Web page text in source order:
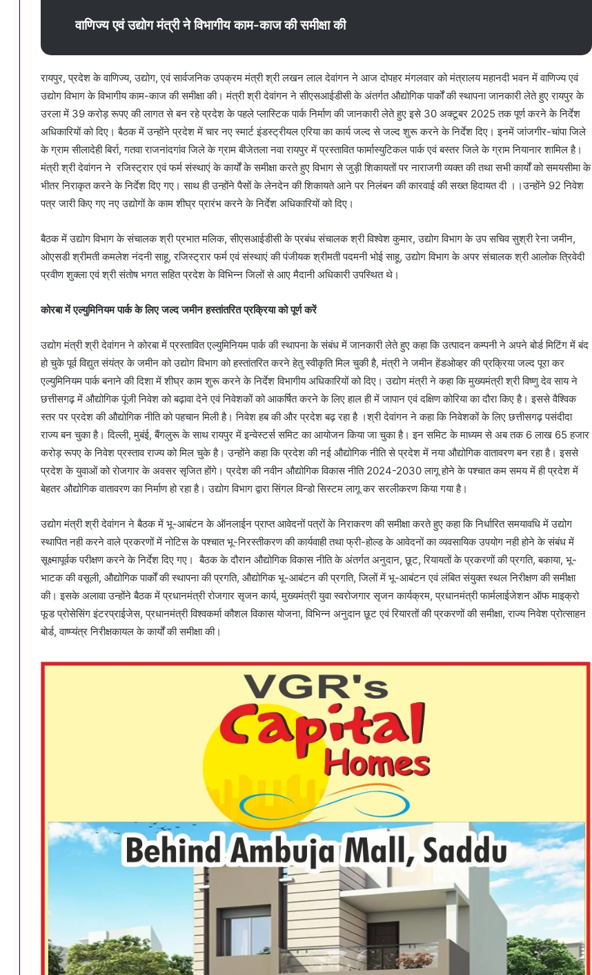
वाणिज्य एवं उद्योग मंत्री ने विभागीय काम-काज की समीक्षा की
रायपुर, प्रदेश के वाणिज्य, उद्योग, एवं सार्वजनिक उपक्रम मंत्री श्री लखन लाल देवांगन ने आज दोपहर मंगलवार को मंत्रालय महानदी भवन में वाणिज्य एवं
उद्योग विभाग के विभागीय काम-काज की समीक्षा की। मंत्री श्री देवांगन ने सीएसआईडीसी के अंतर्गत औद्योगिक पार्कों की स्थापना जानकारी लेते हुए रायपुर के
उरला में 39 करोड़ रूपए की लागत से बन रहे प्रदेश के पहले प्लास्टिक पार्क निर्माण की जानकारी लेते हुए इसे 30 अक्टूबर 2025 तक पूर्ण करने के निर्देश
अधिकारियों को दिए। बैठक में उन्होंने प्रदेश में चार नए स्मार्ट इंडस्ट्रीयल एरिया का कार्य जल्द से जल्द शुरू करने के निर्देश दिए। इनमें जांजगीर-चांपा जिले
के ग्राम सीलादेही बिर्रा, गतवा राजनांदगांव जिले के ग्राम बीजेतला नवा रायपुर में प्रस्तावित फार्मास्युटिकल पार्क एवं बस्तर जिले के ग्राम नियानार शामिल है।
मंत्री श्री देवांगन ने रजिस्ट्रार एवं फर्म संस्थाएं के कार्यों के समीक्षा करते हुए विभाग से जुड़ी शिकायतों पर नाराजगी व्यक्त की तथा सभी कार्यों को समयसीमा के
भीतर निराकृत करने के निर्देश दिए गए। साथ ही उन्होंने पैसों के लेनदेन की शिकायते आने पर निलंबन की कारवाई की सख्त हिदायत दी ।।उन्होंने 92 निवेश
पत्र जारी किए गए नए उद्योगों के काम शीघ्र प्रारंभ करने के निर्देश अधिकारियों को दिए।
बैठक में उद्योग विभाग के संचालक श्री प्रभात मलिक, सीएसआईडीसी के प्रबंध संचालक श्री विश्वेश कुमार, उद्योग विभाग के उप सचिव सुश्री रेना जमीन,
ओएसडी श्रीमती कमलेश नंदनी साहू, रजिस्ट्रार फर्म एवं संस्थाएं की पंजीयक श्रीमती पदमनी भोई साहू, उद्योग विभाग के अपर संचालक श्री आलोक त्रिवेदी
प्रवीण शुक्ला एवं श्री संतोष भगत सहित प्रदेश के विभिन्न जिलों से आए मैदानी अधिकारी उपस्थित थे।
कोरबा में एल्युमिनियम पार्क के लिए जल्द जमीन हस्तांतरित प्रक्रिया को पूर्ण करें
उद्योग मंत्री श्री देवांगन ने कोरबा में प्रस्तावित एल्युमिनियम पार्क की स्थापना के संबंध में जानकारी लेते हुए कहा कि उत्पादन कम्पनी ने अपने बोर्ड मिटिंग में बंद
हो चुके पूर्व विद्युत संयंत्र के जमीन को उद्योग विभाग को हस्तांतरित करने हेतु स्वीकृति मिल चुकी है, मंत्री ने जमीन हेंडओव्हर की प्रक्रिया जल्द पूरा कर
एल्युमिनियम पार्क बनाने की दिशा में शीघ्र काम शुरू करने के निर्देश विभागीय अधिकारियों को दिए। उद्योग मंत्री ने कहा कि मुख्यमंत्री श्री विष्णु देव साय ने
छत्तीसगढ़ में औद्योगिक पूंजी निवेश को बढ़ावा देने एवं निवेशकों को आकर्षित करने के लिए हाल ही में जापान एवं दक्षिण कोरिया का दौरा किए है। इससे वैश्विक
स्तर पर प्रदेश की औद्योगिक नीति को पहचान मिली है। निवेश हब की और प्रदेश बढ़ रहा है ।श्री देवांगन ने कहा कि निवेशकों के लिए छत्तीसगढ़ पसंदीदा
राज्य बन चुका है। दिल्ली, मुबंई, बैंगलुरू के साथ रायपुर में इन्वेस्टर्स समिट का आयोजन किया जा चुका है। इन समिट के माध्यम से अब तक 6 लाख 65 हजार
करोड़ रूपए के निवेश प्रस्ताव राज्य को मिल चुके है। उन्होंने कहा कि प्रदेश की नई औद्योगिक नीति से प्रदेश में नया औद्योगिक वातावरण बन रहा है। इससे
प्रदेश के युवाओं को रोजगार के अवसर सृजित होंगे। प्रदेश की नवीन औद्योगिक विकास नीति 2024-2030 लागू होने के पश्चात कम समय में ही प्रदेश में
बेहतर औद्योगिक वातावरण का निर्माण हो रहा है। उद्योग विभाग द्वारा सिंगल विन्डो सिस्टम लागू कर सरलीकरण किया गया है।
उद्योग मंत्री श्री देवांगन ने बैठक में भू-आबंटन के ऑनलाईन प्राप्त आवेदनों पत्रों के निराकरण की समीक्षा करते हुए कहा कि निर्धारित समयावधि में उद्योग
स्थापित नही करने वाले प्रकरणों में नोटिस के पश्चात भू-निरस्तीकरण की कार्यवाही तथा फ्री-होल्ड के आवेदनों का व्यवसायिक उपयोग नही होने के संबंध में
सूक्ष्मापूर्वक परीक्षण करने के निर्देश दिए गए। बैठक के दौरान औद्योगिक विकास नीति के अंतर्गत अनुदान, छूट, रियायतों के प्रकरणों की प्रगति, बकाया, भू-
भाटक की वसूली, औद्योगिक पार्कों की स्थापना की प्रगति, औद्योगिक भू-आबंटन की प्रगति, जिलों में भू-आबंटन एवं लंबित संयुक्त स्थल निरीक्षण की समीक्षा
की। इसके अलावा उन्होंने बैठक में प्रधानमंत्री रोजगार सृजन कार्य, मुख्यमंत्री युवा स्वरोजगार सृजन कार्यक्रम, प्रधानमंत्री फार्मलाईजेशन ऑफ माइक्रो
फूड प्रोसेसिंग इंटरप्राईजेस, प्रधानमंत्री विश्वकर्मा कौशल विकास योजना, विभिन्न अनुदान छूट एवं रियारतों की प्रकरणों की समीक्षा, राज्य निवेश प्रोत्साहन
बोर्ड, वाष्प्यंत्र निरीक्षकायल के कार्यों की समीक्षा की।